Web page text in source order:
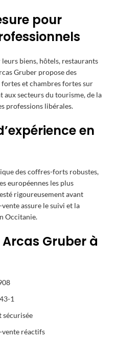
pour
biens, hôtels, restaurants
Gruber propose des
et chambres fortes sur
aux secteurs du tourisme, de la
professions libérales.
en
des coffres-forts robustes,
européennes les plus
rigoureusement avant
assure le suivi et la
Occitanie.
Gruber à
1
sécurisée
vente réactifs